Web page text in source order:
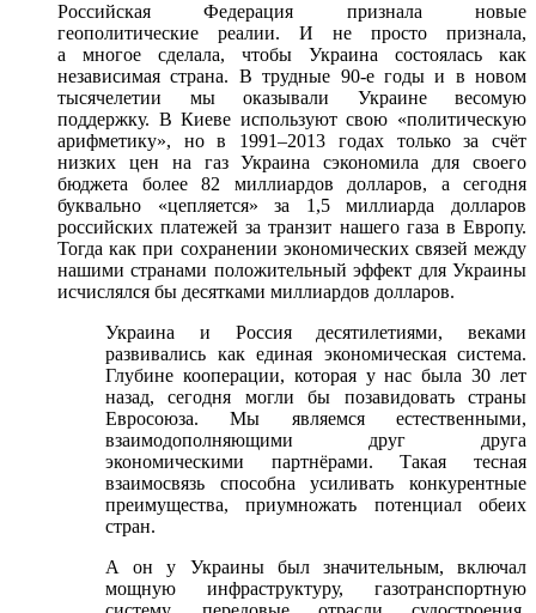
Российская Федерация признала новые
геополитические реалии. И не просто признала,
а многое сделала, чтобы Украина состоялась как
независимая страна. В трудные 90-е годы и в новом
тысячелетии мы оказывали Украине весомую
поддержку. В Киеве используют свою «политическую
арифметику», но в 1991–2013 годах только за счёт
низких цен на газ Украина сэкономила для своего
бюджета более 82 миллиардов долларов, а сегодня
буквально «цепляется» за 1,5 миллиарда долларов
российских платежей за транзит нашего газа в Европу.
Тогда как при сохранении экономических связей между
нашими странами положительный эффект для Украины
исчислялся бы десятками миллиардов долларов.
Украина и Россия десятилетиями, веками
развивались как единая экономическая система.
Глубине кооперации, которая у нас была 30 лет
назад, сегодня могли бы позавидовать страны
Евросоюза. Мы являемся естественными,
взаимодополняющими друг друга
экономическими партнёрами. Такая тесная
взаимосвязь способна усиливать конкурентные
преимущества, приумножать потенциал обеих
стран.
А он у Украины был значительным, включал
мощную инфраструктуру, газотранспортную